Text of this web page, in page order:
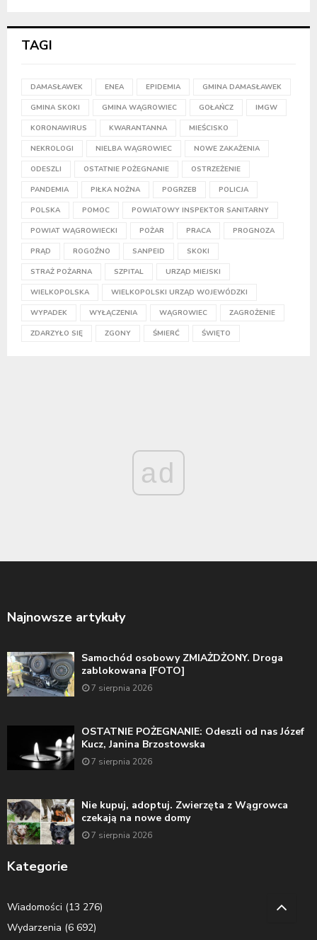
TAGI
DAMASŁAWEK ENEA EPIDEMIA GMINA DAMASŁAWEK
GMINA SKOKI GMINA WĄGROWIEC GOŁAŃCZ IMGW
KORONAWIRUS KWARANTANNA MIEŚCISKO
NEKROLOGI NIELBA WĄGROWIEC NOWE ZAKAŻENIA
ODESZLI OSTATNIE POŻEGNANIE OSTRZEŻENIE
PANDEMIA PIŁKA NOŻNA POGRZEB POLICJA
POLSKA POMOC POWIATOWY INSPEKTOR SANITARNY
POWIAT WĄGROWIECKI POŻAR PRACA PROGNOZA
PRĄD ROGOŹNO SANPEID SKOKI
STRAŻ POŻARNA SZPITAL URZĄD MIEJSKI
WIELKOPOLSKA WIELKOPOLSKI URZĄD WOJEWÓDZKI
WYPADEK WYŁĄCZENIA WĄGROWIEC ZAGROŻENIE
ZDARZYŁO SIĘ ZGONY ŚMIERĆ ŚWIĘTO
ad
Najnowsze artykuły
Samochód osobowy ZMIAŻDŻONY. Droga
zablokowana [FOTO]
7 sierpnia 2026
OSTATNIE POŻEGNANIE: Odeszli od nas Józef
Kucz, Janina Brzostowska
7 sierpnia 2026
Nie kupuj, adoptuj. Zwierzęta z Wągrowca
czekają na nowe domy
7 sierpnia 2026
Kategorie
Wiadomości (13 276)
Wydarzenia (6 692)